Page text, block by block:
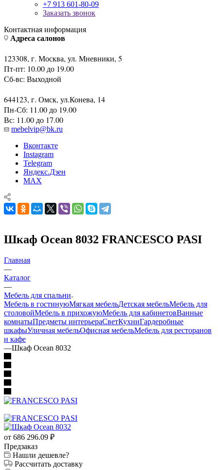
Контактная информация
123308, г. Москва, ул. Мневники, 5
Сб-вс: Выходной
644123, г. Омск, ул.Конева, 14
Вс: 11.00 до 17.00
mebelvip@bk.ru
Вконтакте
Telegram
Яндекс.Дзен
MAX
Главная
Каталог
—
Мебель для спальни
Мебель в гостиную
столовойМебель в прихожую
комнатыПредметы интерьераСветКухниГардеробные
шкафыУличная мебельОфисная мебельМебель для ресторанов
и кафе
—Шкаф Ocean 8032
от 686 296.09₽
Предзаказ
Нашли дешевле?
Рассчитать доставку
Актуальную стоимость и сроки доставки уточняйте у